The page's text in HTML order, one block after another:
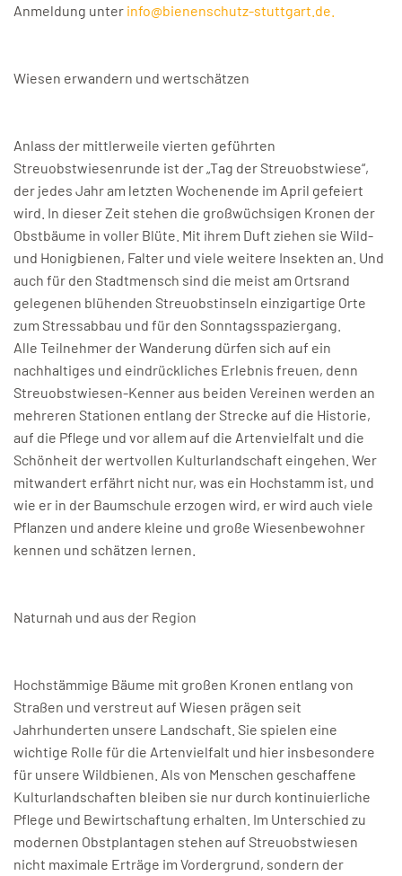
Anmeldung unter info@bienenschutz-stuttgart.de
Wiesen erwandern und wertschätzen
Anlass der mittlerweile vierten geführten
Streuobstwiesenrunde ist der „Tag der Streuobstwiese“,
der jedes Jahr am letzten Wochenende im April gefeiert
wird. In dieser Zeit stehen die großwüchsigen Kronen der
Obstbäume in voller Blüte. Mit ihrem Duft ziehen sie Wild-
und Honigbienen, Falter und viele weitere Insekten an. Und
auch für den Stadtmensch sind die meist am Ortsrand
gelegenen blühenden Streuobstinseln einzigartige Orte
zum Stressabbau und für den Sonntagsspaziergang.
Alle Teilnehmer der Wanderung dürfen sich auf ein
nachhaltiges und eindrückliches Erlebnis freuen, denn
Streuobstwiesen-Kenner aus beiden Vereinen werden an
mehreren Stationen entlang der Strecke auf die Historie,
auf die Pflege und vor allem auf die Artenvielfalt und die
Schönheit der wertvollen Kulturlandschaft eingehen. Wer
mitwandert erfährt nicht nur, was ein Hochstamm ist, und
wie er in der Baumschule erzogen wird, er wird auch viele
Pflanzen und andere kleine und große Wiesenbewohner
kennen und schätzen lernen.
Naturnah und aus der Region
Hochstämmige Bäume mit großen Kronen entlang von
Straßen und verstreut auf Wiesen prägen seit
Jahrhunderten unsere Landschaft. Sie spielen eine
wichtige Rolle für die Artenvielfalt und hier insbesondere
für unsere Wildbienen. Als von Menschen geschaffene
Kulturlandschaften bleiben sie nur durch kontinuierliche
Pflege und Bewirtschaftung erhalten. Im Unterschied zu
modernen Obstplantagen stehen auf Streuobstwiesen
nicht maximale Erträge im Vordergrund, sondern der